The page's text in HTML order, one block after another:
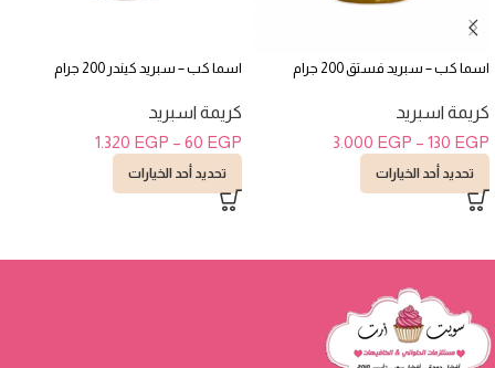
اسما كب – سبريد فستق 200 جرام
كريمة اسبريد
130 EGP
–
3.000 EGP
تحديد أحد الخيارات
اسما كب – سبريد كيندر 200 جرام
كريمة اسبريد
60 EGP
–
1.320 EGP
تحديد أحد الخيارات